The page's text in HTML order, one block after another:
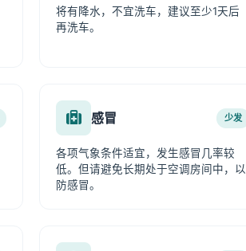
将有降水，不宜洗车，建议至少1天后
再洗车。
感冒 少发
各项气象条件适宜，发生感冒几率较
低。但请避免长期处于空调房间中，以
防感冒。